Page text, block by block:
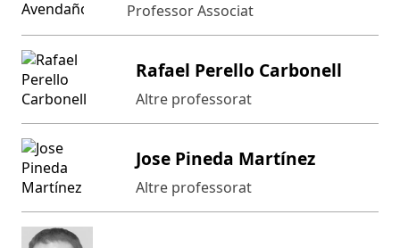
Professor Associat
Rafael Perello Carbonell
Altre professorat
Jose Pineda Martínez
Altre professorat